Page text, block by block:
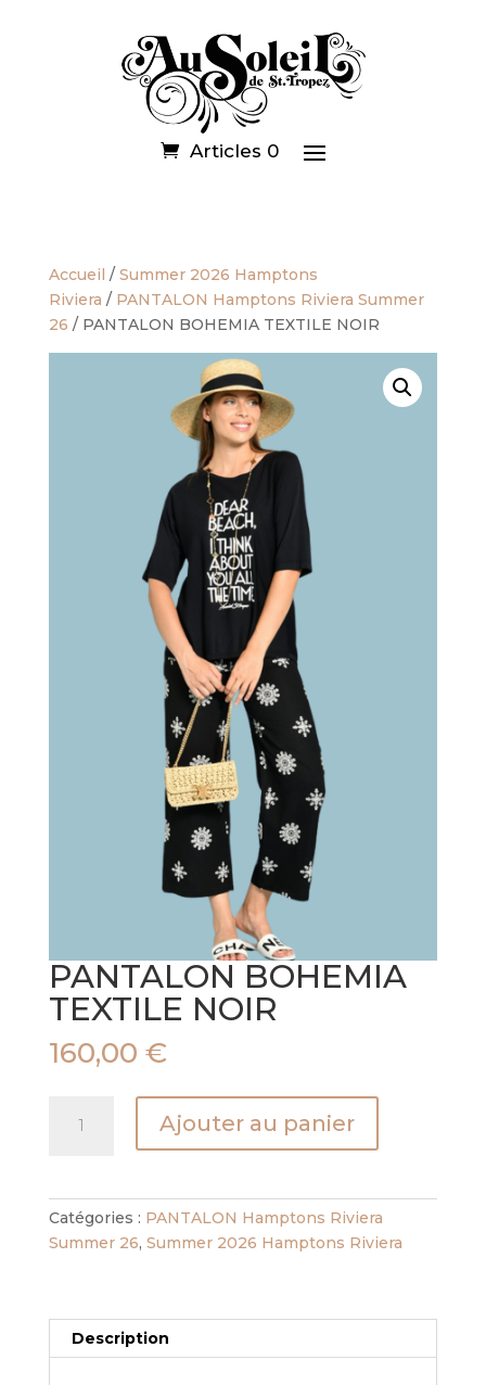
Articles 0
Accueil / Summer 2026 Hamptons
Riviera / PANTALON Hamptons Riviera Summer
26 / PANTALON BOHEMIA TEXTILE NOIR
PANTALON BOHEMIA
TEXTILE NOIR
160,00 €
PANTALON
NOIR
Ajouter au panier
Catégories : PANTALON Hamptons Riviera
Summer 26, Summer 2026 Hamptons Riviera
Description